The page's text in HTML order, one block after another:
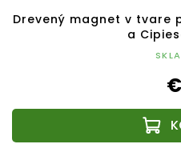
Drevený magnet v tvare
a